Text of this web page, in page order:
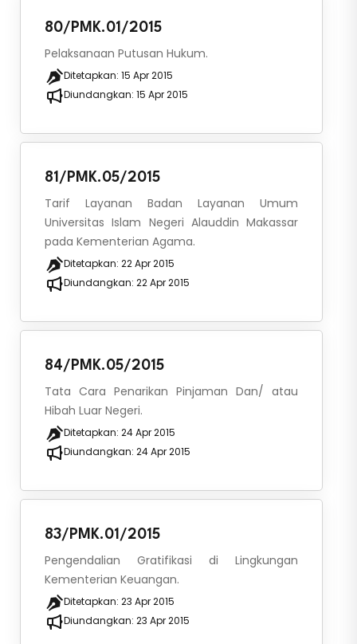
80/PMK.01/2015
Pelaksanaan Putusan Hukum.
Ditetapkan: 15 Apr 2015
Diundangkan: 15 Apr 2015
81/PMK.05/2015
Tarif Layanan Badan Layanan Umum
Universitas Islam Negeri Alauddin Makassar
pada Kementerian Agama.
Ditetapkan: 22 Apr 2015
Diundangkan: 22 Apr 2015
84/PMK.05/2015
Tata Cara Penarikan Pinjaman Dan/ atau
Hibah Luar Negeri.
Ditetapkan: 24 Apr 2015
Diundangkan: 24 Apr 2015
83/PMK.01/2015
Pengendalian Gratifikasi di Lingkungan
Kementerian Keuangan.
Ditetapkan: 23 Apr 2015
Diundangkan: 23 Apr 2015